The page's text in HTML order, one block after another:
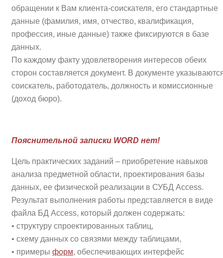
обращении к Вам клиента-соискателя, его стандартные
данные (фамилия, имя, отчество, квалификация,
профессия, иные данные) также фиксируются в базе
данных.
По каждому факту удовлетворения интересов обеих
сторон составляется документ. В документе
соискатель, работодатель, должность и комиссионные
(доход бюро).
Пояснительной записки WORD нет!
Цель практических заданий – приобретение навыков
анализа предметной области, проектирования базы
данных, ее физической реализации в СУБД Access.
Результат выполнения работы представляется в виде
файла БД Access, который должен содержать:
• структуру спроектированных таблиц,
• схему данных со связями между таблицами,
• примеры форм, обеспечивающих интерфейс